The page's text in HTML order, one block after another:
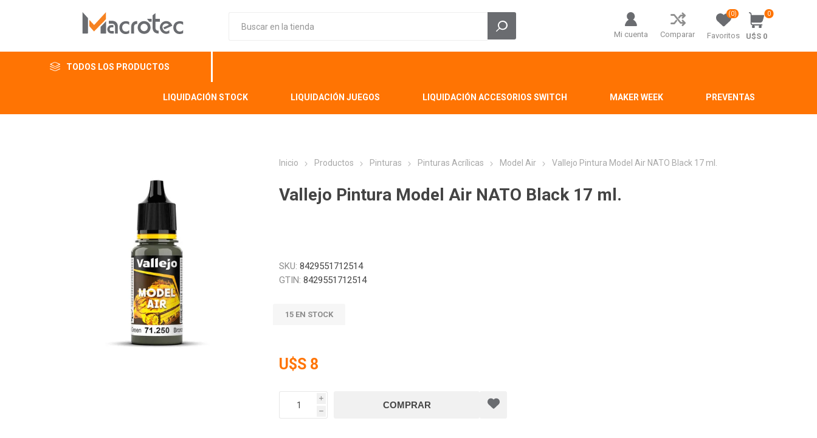
Mi cuenta Comparar Favoritos
(0) 0
U$S 0
TODOS LOS PRODUCTOS
LIQUIDACIÓN STOCK LIQUIDACIÓN JUEGOS LIQUIDACIÓN ACCESORIOS SWITCH MAKER WEEK PREVENTAS
Inicio Productos Pinturas Pinturas Acrílicas Model Air Vallejo Pintura Model Air NATO Black 17 ml.
Vallejo Pintura Model Air NATO Black 17 ml.
SKU: 8429551712514
GTIN: 8429551712514
15 EN STOCK
U$S 8
i
h